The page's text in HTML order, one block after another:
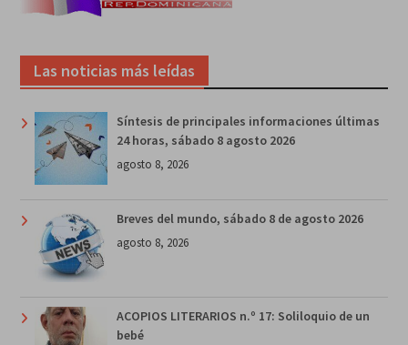
Las noticias más leídas
Síntesis de principales informaciones últimas
24 horas, sábado 8 agosto 2026
agosto 8, 2026
Breves del mundo, sábado 8 de agosto 2026
agosto 8, 2026
ACOPIOS LITERARIOS n.º 17: Soliloquio de un
bebé